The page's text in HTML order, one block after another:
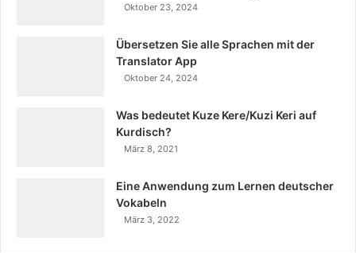
Oktober 23, 2024
Übersetzen Sie alle Sprachen mit der
Translator App
Oktober 24, 2024
Was bedeutet Kuze Kere/Kuzi Keri auf
Kurdisch?
März 8, 2021
Eine Anwendung zum Lernen deutscher
Vokabeln
März 3, 2022